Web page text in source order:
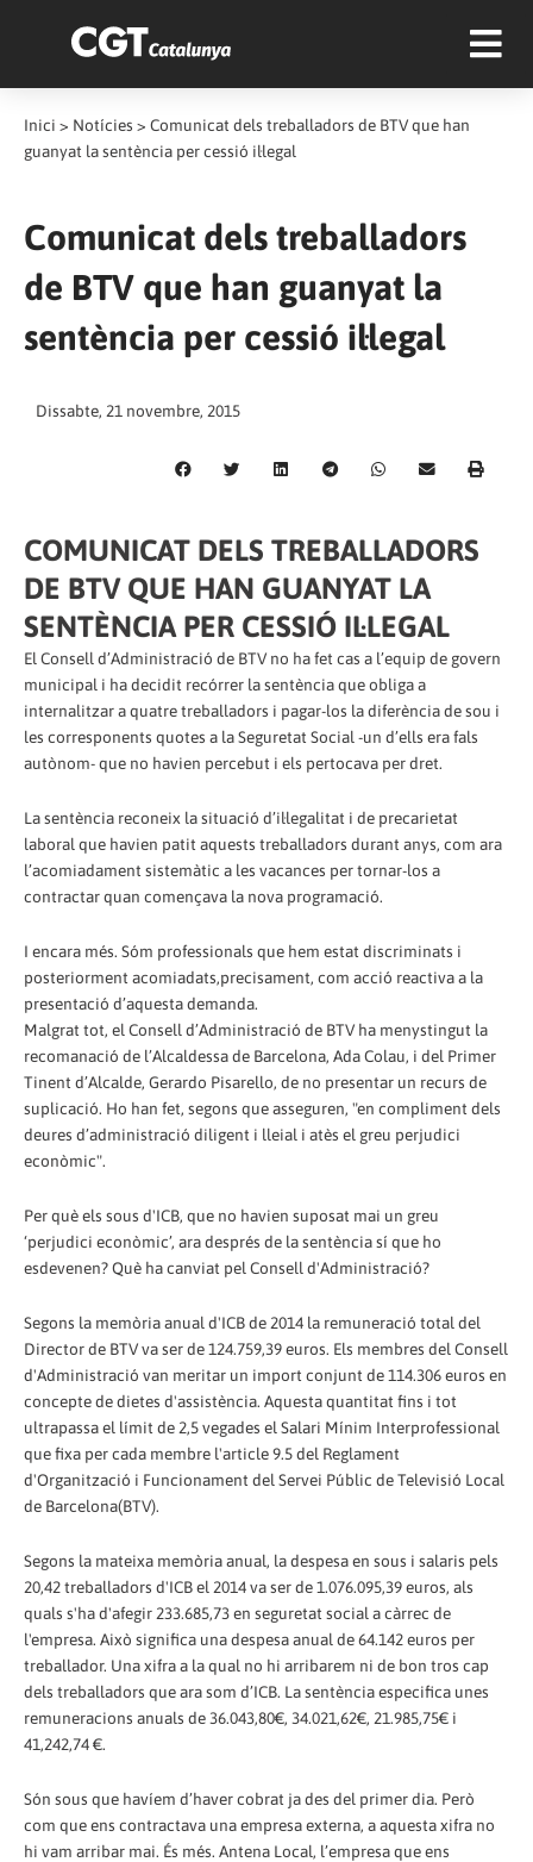
Inici > Notícies > Comunicat dels treballadors de BTV que han
guanyat la sentència per cessió il·legal
Comunicat dels treballadors
de BTV que han guanyat la
sentència per cessió il·legal
Dissabte, 21 novembre, 2015
COMUNICAT DELS TREBALLADORS
DE BTV QUE HAN GUANYAT LA
SENTÈNCIA PER CESSIÓ IL·LEGAL
El Consell d’Administració de BTV no ha fet cas a l’equip de govern
municipal i ha decidit recórrer la sentència que obliga a
internalitzar a quatre treballadors i pagar-los la diferència de sou i
les corresponents quotes a la Seguretat Social -un d’ells era fals
autònom- que no havien percebut i els pertocava per dret.
La sentència reconeix la situació d’il·legalitat i de precarietat
laboral que havien patit aquests treballadors durant anys, com ara
l’acomiadament sistemàtic a les vacances per tornar-los a
contractar quan començava la nova programació.
I encara més. Sóm professionals que hem estat discriminats i
posteriorment acomiadats,precisament, com acció reactiva a la
presentació d’aquesta demanda.
Malgrat tot, el Consell d’Administració de BTV ha menystingut la
recomanació de l’Alcaldessa de Barcelona, Ada Colau, i del Primer
Tinent d’Alcalde, Gerardo Pisarello, de no presentar un recurs de
suplicació. Ho han fet, segons que asseguren, "en compliment dels
deures d’administració diligent i lleial i atès el greu perjudici
econòmic".
Per què els sous d'ICB, que no havien suposat mai un greu
‘perjudici econòmic’, ara després de la sentència sí que ho
esdevenen? Què ha canviat pel Consell d'Administració?
Segons la memòria anual d'ICB de 2014 la remuneració total del
Director de BTV va ser de 124.759,39 euros. Els membres del Consell
d'Administració van meritar un import conjunt de 114.306 euros en
concepte de dietes d'assistència. Aquesta quantitat fins i tot
ultrapassa el límit de 2,5 vegades el Salari Mínim Interprofessional
que fixa per cada membre l'article 9.5 del Reglament
d'Organització i Funcionament del Servei Públic de Televisió Local
de Barcelona(BTV).
Segons la mateixa memòria anual, la despesa en sous i salaris pels
20,42 treballadors d'ICB el 2014 va ser de 1.076.095,39 euros, als
quals s'ha d'afegir 233.685,73 en seguretat social a càrrec de
l'empresa. Això significa una despesa anual de 64.142 euros per
treballador. Una xifra a la qual no hi arribarem ni de bon tros cap
dels treballadors que ara som d’ICB. La sentència especifica unes
remuneracions anuals de 36.043,80€, 34.021,62€, 21.985,75€ i
41,242,74 €.
Són sous que havíem d’haver cobrat ja des del primer dia. Però
com que ens contractava una empresa externa, a aquesta xifra no
hi vam arribar mai. És més. Antena Local, l’empresa que ens